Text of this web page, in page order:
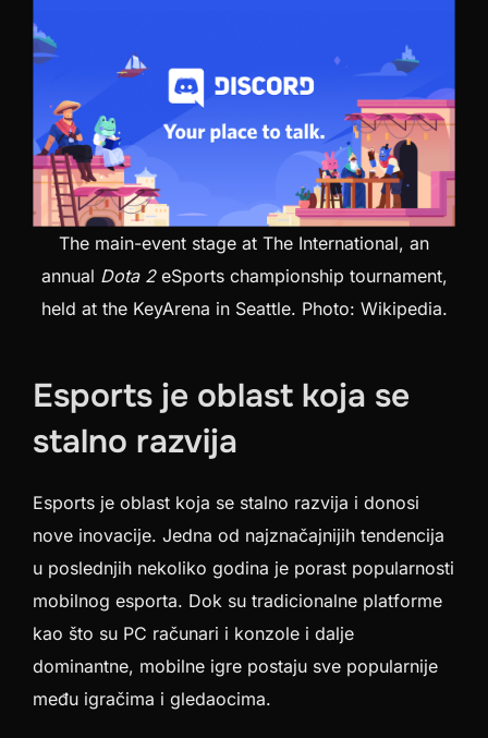
The main-event stage at The International, an
annual Dota 2eSports championship tournament,
held at the KeyArena in Seattle. Photo: Wikipedia.
Esports je oblast koja se
stalno razvija
Esports je oblast koja se stalno razvija i donosi
nove inovacije. Jedna od najznačajnijih tendencija
u poslednjih nekoliko godina je porast popularnosti
mobilnog esporta. Dok su tradicionalne platforme
kao što su PC računari i konzole i dalje
dominantne, mobilne igre postaju sve popularnije
među igračima i gledaocima.